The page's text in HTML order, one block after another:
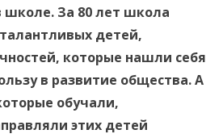
школе. За 80 лет школа
детей,
которые нашли себя
в развитие общества. А
обучали,
этих детей